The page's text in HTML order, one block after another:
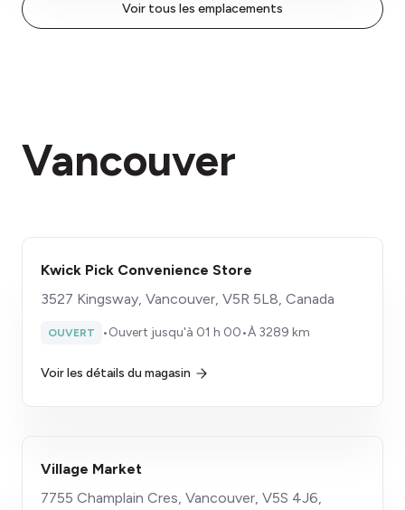
Voir tous les emplacements
Vancouver
Kwick Pick Convenience Store
3527 Kingsway, Vancouver, V5R 5L8, Canada
OUVERT •Ouvert jusqu'à 01 h 00•À 3289 km
Voir les détails du magasin
Village Market
7755 Champlain Cres, Vancouver, V5S 4J6,